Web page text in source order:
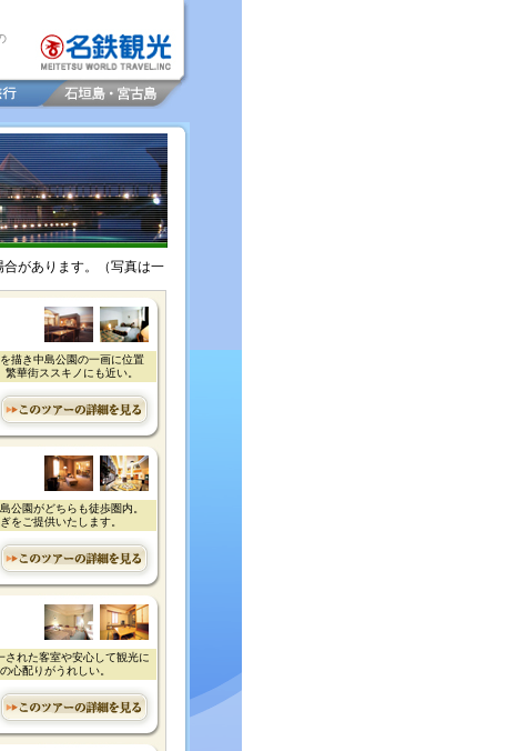
があります。（写真は一
描き中島公園の一画に位置
華街ススキノにも近い。
公園がどちらも徒歩圏内。
をご提供いたします。
された客室や安心して観光に
心配りがうれしい。